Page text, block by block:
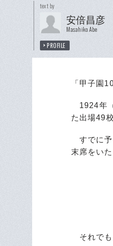
text by
安倍昌彦
Masahiko Abe
PROFILE
「甲子園
1924年（
た出場49校
すでに予
末席をい
それでも